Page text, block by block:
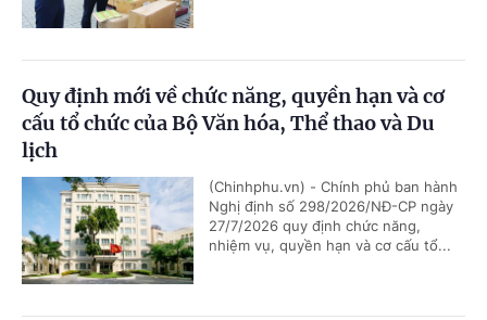
Quy định mới về chức năng, quyền hạn và cơ
cấu tổ chức của Bộ Văn hóa, Thể thao và Du
lịch
(Chinhphu.vn) - Chính phủ ban hành
Nghị định số 298/2026/NĐ-CP ngày
27/7/2026 quy định chức năng,
nhiệm vụ, quyền hạn và cơ cấu tổ...